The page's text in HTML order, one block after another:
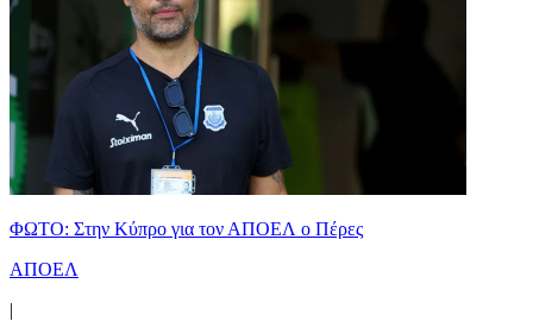
ΦΩΤΟ: Στην Κύπρο για τον ΑΠΟΕΛ ο Πέρες
ΑΠΟΕΛ
|